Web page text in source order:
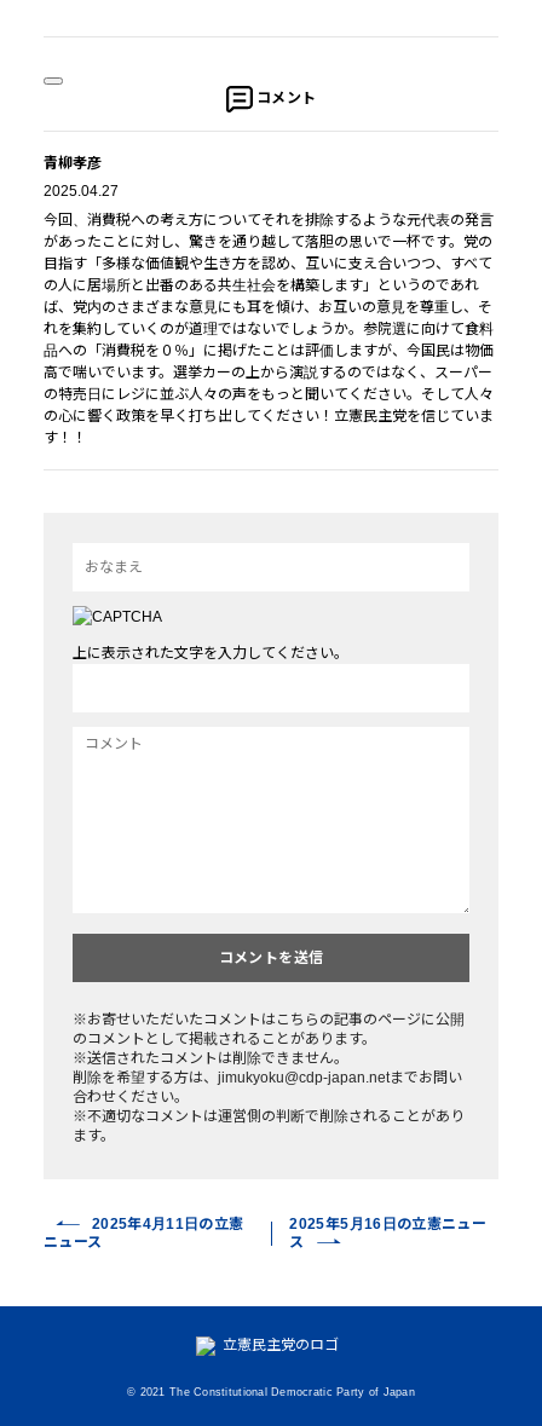
コメント
青柳孝彦
2025.04.27
今回、消費税への考え方についてそれを排除するような元代表の発言
があったことに対し、驚きを通り越して落胆の思いで一杯です。党の
目指す「多様な価値観や生き方を認め、互いに支え合いつつ、すべて
の人に居場所と出番のある共生社会を構築します」というのであれ
ば、党内のさまざまな意見にも耳を傾け、お互いの意見を尊重し、そ
れを集約していくのが道理ではないでしょうか。参院選に向けて食料
品への「消費税を０％」に掲げたことは評価しますが、今国民は物価
高で喘いでいます。選挙カーの上から演説するのではなく、スーパー
の特売日にレジに並ぶ人々の声をもっと聞いてください。そして人々
の心に響く政策を早く打ち出してください！立憲民主党を信じていま
す！！
上に表示された文字を入力してください。
※お寄せいただいたコメントはこちらの記事のページに公開
のコメントとして掲載されることがあります。
※送信されたコメントは削除できません。
削除を希望する方は、jimukyoku@cdp-japan.netまでお問い
合わせください。
※不適切なコメントは運営側の判断で削除されることがあり
ます。
2025年4月11日の立憲
ニュース
2025年5月16日の立憲ニュー
ス
© 2021 The Constitutional Democratic Party of Japan